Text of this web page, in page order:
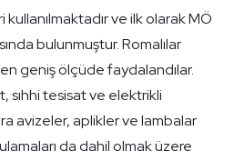
ve ilk olarak MÖ
bulunmuştur. Romalılar
geniş ölçüde faydalandılar.
sıhhi tesisat ve elektrikli
avizeler, aplikler ve lambalar
da dahil olmak üzere